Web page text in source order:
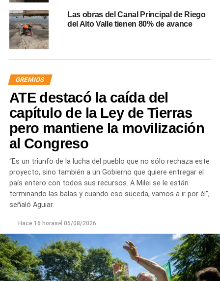
Las obras del Canal Principal de Riego
del Alto Valle tienen 80% de avance
GREMIOS
ATE destacó la caída del
capítulo de la Ley de Tierras
pero mantiene la movilización
al Congreso
“Es un triunfo de la lucha del pueblo que no sólo rechaza este
proyecto, sino también a un Gobierno que quiere entregar el
país entero con todos sus recursos. A Milei se le están
terminando las balas y cuando eso suceda, vamos a ir por él”,
señaló Aguiar.
Hace 16 horasel 05/08/2026